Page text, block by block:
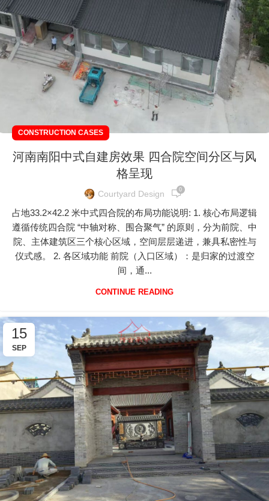
CONSTRUCTION CASES
河南南阳中式自建房效果 四合院空间分区与风
格呈现
Courtyard Design 0
占地33.2×42.2 米中式四合院的布局功能说明: 1. 核心布局逻辑
遵循传统四合院 “中轴对称、围合聚气” 的原则，分为前院、中
院、主体建筑区三个核心区域，空间层层递进，兼具私密性与
仪式感。 2. 各区域功能 前院（入口区域）：是归家的过渡空
间，通...
CONTINUE READING
15
SEP